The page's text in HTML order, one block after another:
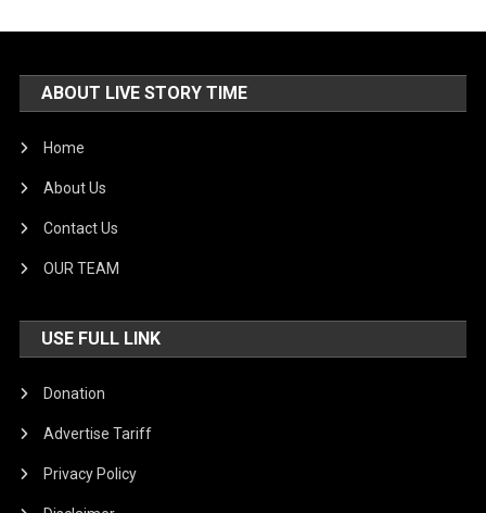
ABOUT LIVE STORY TIME
Home
About Us
Contact Us
OUR TEAM
USE FULL LINK
Donation
Advertise Tariff
Privacy Policy